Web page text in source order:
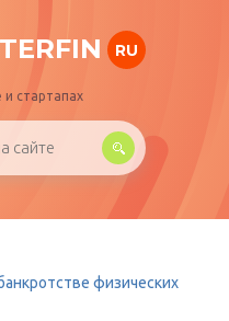
RU
стартапах
физических